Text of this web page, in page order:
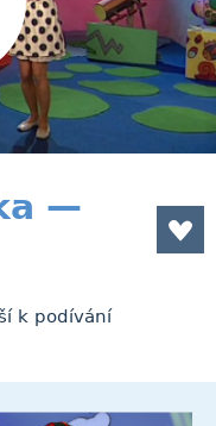
—
k podívání